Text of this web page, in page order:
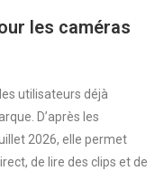
les caméras
utilisateurs déjà
D’après les
2026, elle permet
de lire des clips et de